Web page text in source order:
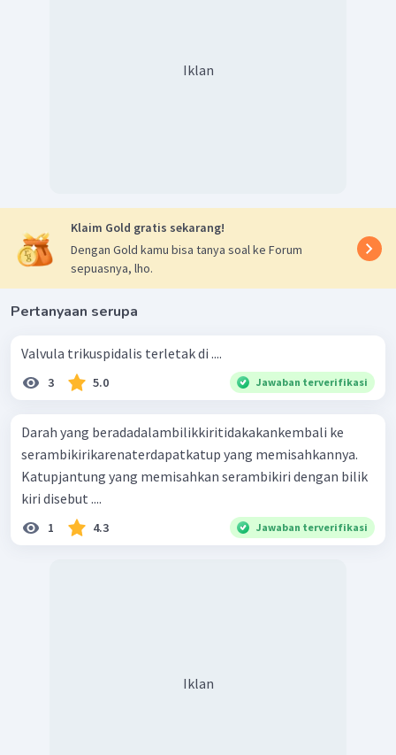
Iklan
Klaim Gold gratis sekarang!
Dengan Gold kamu bisa tanya soal ke Forum
sepuasnya, lho.
Pertanyaan serupa
Valvula trikuspidalis terletak di ....
3 5.0 Jawaban terverifikasi
Darah yang beradadalambilikkiritidakakankembali ke
serambikirikarenaterdapatkatup yang memisahkannya.
Katupjantung yang memisahkan serambikiri dengan bilik
kiri disebut ....
1 4.3 Jawaban terverifikasi
Iklan